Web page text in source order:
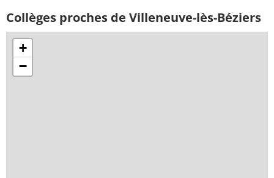
Collèges proches de Villeneuve-lès-Béziers
+
−